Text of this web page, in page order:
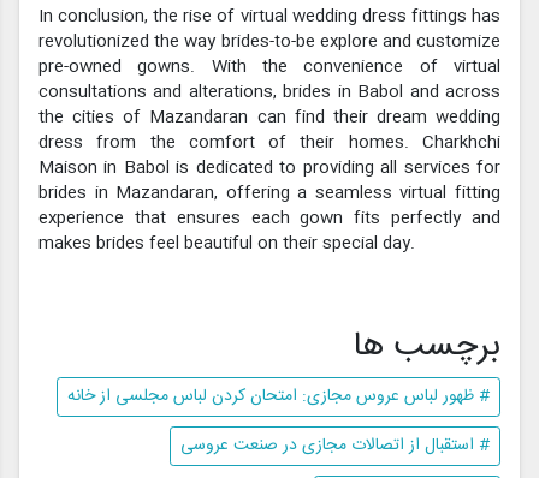
In conclusion, the rise of virtual wedding dress fittings has
revolutionized the way brides-to-be explore and customize
pre-owned gowns. With the convenience of virtual
consultations and alterations, brides in Babol and across
the cities of Mazandaran can find their dream wedding
dress from the comfort of their homes. Charkhchi
Maison in Babol is dedicated to providing all services for
brides in Mazandaran, offering a seamless virtual fitting
experience that ensures each gown fits perfectly and
makes brides feel beautiful on their special day.
برچسب ها
# ظهور لباس عروس مجازی: امتحان کردن لباس مجلسی از خانه
# استقبال از اتصالات مجازی در صنعت عروسی